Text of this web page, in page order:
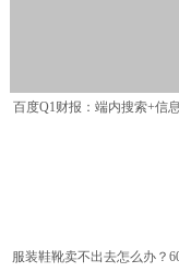
百度Q1财报：端内搜索+信息
服装鞋靴卖不出去怎么办？